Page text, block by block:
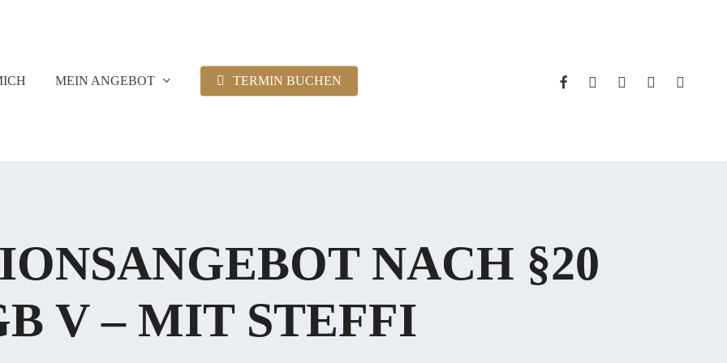
MEIN ANGEBOT TERMIN BUCHEN FACEBOOK
INSTAGRAM
WHATSAPP
PHONEEMAIL
NACH §20
V – MIT STEFFI